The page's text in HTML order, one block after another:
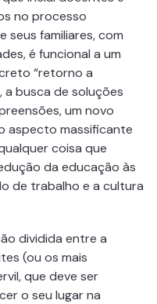
no processo
seus familiares, com
é funcional a um
“retorno a
a busca de soluções
um novo
aspecto massificante
coisa que
da educação às
de trabalho e a cultura
dividida entre a
(ou os mais
que deve ser
o seu lugar na